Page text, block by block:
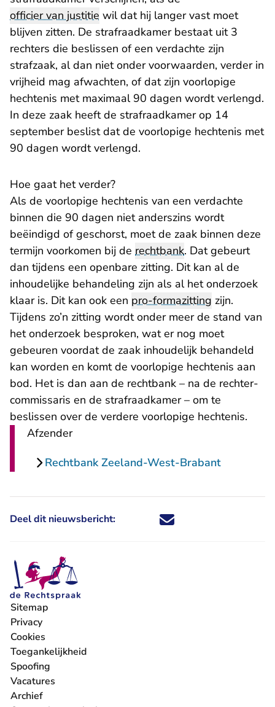
officier van justitie wil dat hij langer vast moet
blijven zitten. De strafraadkamer bestaat uit 3
rechters die beslissen of een verdachte zijn
strafzaak, al dan niet onder voorwaarden, verder in
vrijheid mag afwachten, of dat zijn voorlopige
hechtenis met maximaal 90 dagen wordt verlengd.
In deze zaak heeft de strafraadkamer op 14
september beslist dat de voorlopige hechtenis met
90 dagen wordt verlengd.
Hoe gaat het verder?
Als de voorlopige hechtenis van een verdachte
binnen die 90 dagen niet anderszins wordt
beëindigd of geschorst, moet de zaak binnen deze
termijn voorkomen bij de rechtbank. Dat gebeurt
dan tijdens een openbare zitting. Dit kan al de
inhoudelijke behandeling zijn als al het onderzoek
klaar is. Dit kan ook een pro-formazitting zijn.
Tijdens zo’n zitting wordt onder meer de stand van
het onderzoek besproken, wat er nog moet
gebeuren voordat de zaak inhoudelijk behandeld
kan worden en komt de voorlopige hechtenis aan
bod. Het is dan aan de rechtbank – na de rechter-
commissaris en de strafraadkamer – om te
beslissen over de verdere voorlopige hechtenis.
Afzender
Rechtbank Zeeland-West-Brabant
Deel dit nieuwsbericht: Deel dit nieuwsbericht via X -
Deel dit nieuwsbericht via
Deel dit nieuwsbericht
Deel dit
Sitemap
Privacy
Cookies
Toegankelijkheid
Spoofing
Vacatures
- U verlaat Rechtspraak.nl
Archief